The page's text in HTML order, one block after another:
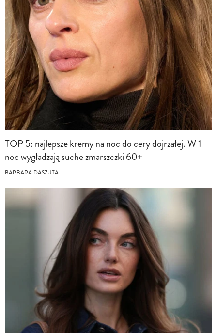
TOP 5: najlepsze kremy na noc do cery dojrzałej. W 1
noc wygładzają suche zmarszczki 60+
BARBARA DASZUTA